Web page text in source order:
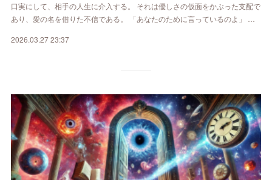
口実にして、相手の人生に介入する。 それは優しさの仮面をかぶった支配で
あり、愛の名を借りた不信である。 「あなたのために言っているのよ」 …
2026.03.27 23:37